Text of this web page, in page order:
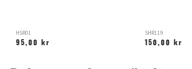
HSR01
95,00 kr
SHR119
150,00 kr